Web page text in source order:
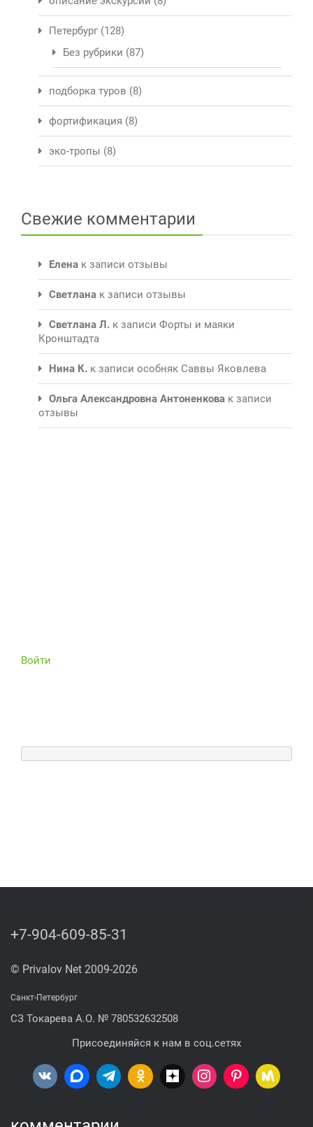
Петербург (128)
Без рубрики (87)
подборка туров (8)
фортификация (8)
эко-тропы (8)
Свежие комментарии
Елена к записи отзывы
Светлана к записи отзывы
Светлана Л. к записи Форты и маяки
Кронштадта
Нина К. к записи особняк Саввы Яковлева
Ольга Александровна Антоненкова к записи
отзывы
Войти
+7-904-609-85-31
© Privalov Net 2009-2026
Санкт-Петербург
СЗ Токарева А.О. № 780532632508
Присоединяйся к нам в соц.сетях